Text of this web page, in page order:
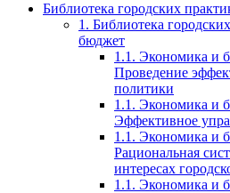
Библиотека городских
1. Библиотека
бюджет
1.1. Экономика и
Проведение
политики
1.1. Экономика и
Эффективное
1.1. Экономика и
Рациональная
интересах
1.1. Экономика и